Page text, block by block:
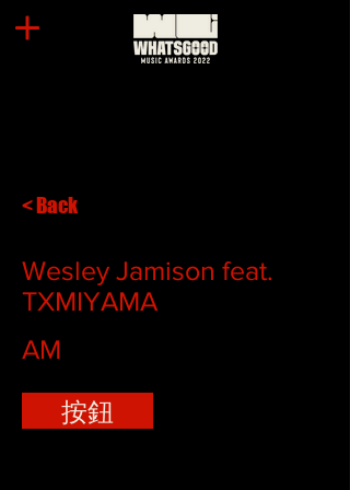
< Back
Wesley Jamison feat.
TXMIYAMA
AM
按鈕